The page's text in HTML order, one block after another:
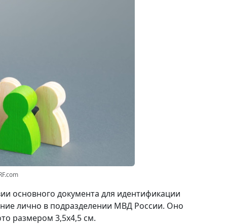
основного документа для идентификации
лично в подразделении МВД России. Оно
размером 3,5x4,5 см.